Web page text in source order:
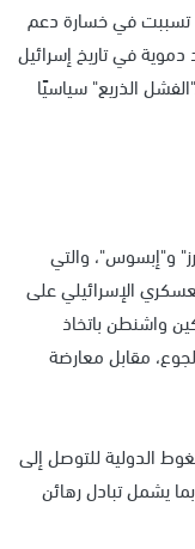
تسببت في خسارة دعم
دموية في تاريخ إسرائيل
الذريع" سياسيًا
و"إبسوس"، والتي
العسكري الإسرائيلي على
65% من المشاركين واشنطن باتخاذ
مقابل معارضة
الدولية للتوصل إلى
يشمل تبادل رهائن